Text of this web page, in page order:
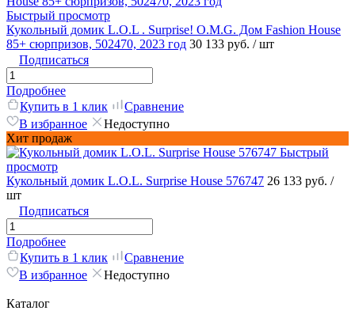
Быстрый просмотр
Кукольный домик L.O.L . Surprise! O.M.G. Дом Fashion House
85+ сюрпризов, 502470, 2023 год 30 133 руб. / шт
Подписаться
Подробнее
Купить в 1 клик
Сравнение
В избранное
Недоступно
Хит продаж
Быстрый
просмотр
Кукольный домик L.O.L. Surprise House 576747 26 133 руб. /
шт
Подписаться
Подробнее
Купить в 1 клик
Сравнение
В избранное
Недоступно
Каталог